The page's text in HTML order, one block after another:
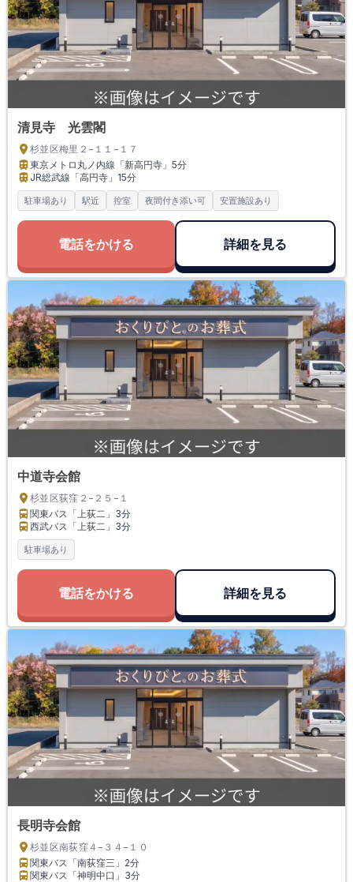
清見寺 光雲閣
杉並区梅里２−１１−１７
東京メトロ丸ノ内線「新高円寺」 5分
JR総武線「高円寺」 15分
駐車場あり 駅近 控室 夜間付き添い可 安置施設あり
電話をかける 詳細を見る
中道寺会館
杉並区荻窪２−２５−１
関東バス「上荻二」 3分
西武バス「上荻二」 3分
駐車場あり
電話をかける 詳細を見る
長明寺会館
杉並区南荻窪４−３４−１０
関東バス「南荻窪三」 2分
関東バス「神明中口」 3分